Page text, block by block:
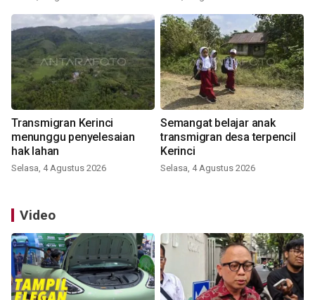
Transmigran Kerinci
menunggu penyelesaian
hak lahan
Selasa, 4 Agustus 2026
Semangat belajar anak
transmigran desa terpencil
Kerinci
Selasa, 4 Agustus 2026
Video